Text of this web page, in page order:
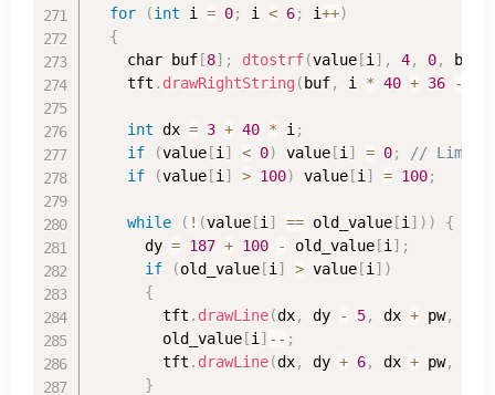
for
(int i = 0; i < 6; i++)
{
    char buf
[8] ; dtostrf(value [i ] , 4, 0, buf
    tft
. drawRightString ( buf, i * 40 + 36 -
int dx = 3 + 40 * i ;
if
(value [i ] < 0) value [i ] = 0;
// Limit
if
(value [i ] > 100) value [i ] = 100;
while ( ! (value [i ] == old_value [i ] ) )
{
      dy
= 187 + 100 - old_value [i ] ;
if
(old_value [i ] > value [i ] )
{
        tft
. drawLine(dx, dy - 5, dx + pw,
        old_value
[i ] -- ;
        tft
. drawLine(dx, dy + 6, dx + pw,
}